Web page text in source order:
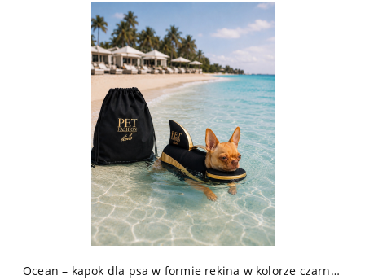
Ocean – kapok dla psa w formie rekina w kolorze czarno-złotym